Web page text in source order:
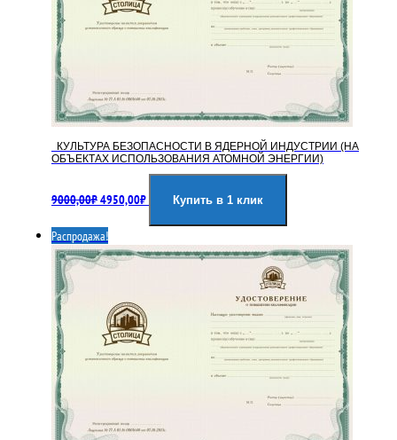
КУЛЬТУРА БЕЗОПАСНОСТИ В ЯДЕРНОЙ ИНДУСТРИИ (НА
ОБЪЕКТАХ ИСПОЛЬЗОВАНИЯ АТОМНОЙ ЭНЕРГИИ)
9000,00₽цена
9000,00₽.
4950,00₽цена:
Купить в 1 клик
Распродажа!